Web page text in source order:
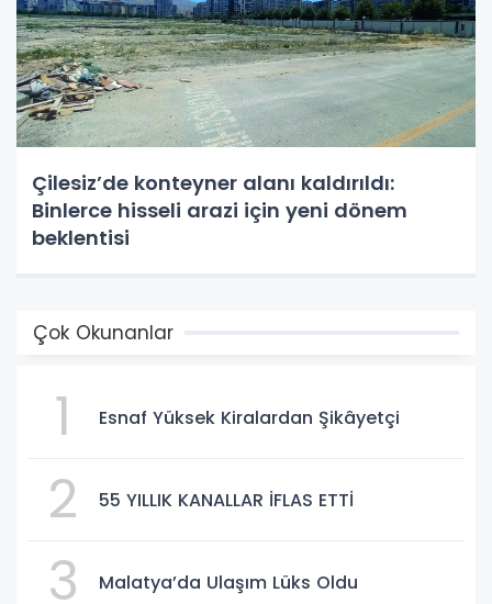
Çilesiz’de konteyner alanı kaldırıldı:
Binlerce hisseli arazi için yeni dönem
beklentisi
Çok Okunanlar
1 Esnaf Yüksek Kiralardan Şikâyetçi
2 55 YILLIK KANALLAR İFLAS ETTİ
3 Malatya’da Ulaşım Lüks Oldu